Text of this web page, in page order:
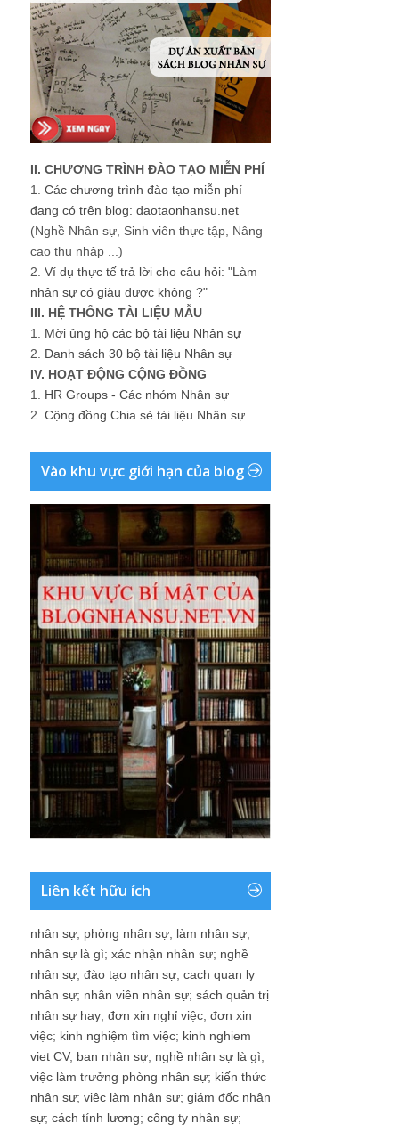
II. CHƯƠNG TRÌNH ĐÀO TẠO MIỄN PHÍ
1. Các chương trình đào tạo miễn phí
đang có trên blog: daotaonhansu.net
(Nghề Nhân sự, Sinh viên thực tập, Nâng
cao thu nhập ...)
2. Ví dụ thực tế trả lời cho câu hỏi: "Làm
nhân sự có giàu được không ?"
III. HỆ THỐNG TÀI LIỆU MẪU
1. Mời ủng hộ các bộ tài liệu Nhân sự
2. Danh sách 30 bộ tài liệu Nhân sự
IV. HOẠT ĐỘNG CỘNG ĐỒNG
1. HR Groups - Các nhóm Nhân sự
2. Cộng đồng Chia sẻ tài liệu Nhân sự
Vào khu vực giới hạn của blog
Liên kết hữu ích
nhân sự; phòng nhân sự; làm nhân sự;
nhân sự là gì; xác nhận nhân sự; nghề
nhân sự; đào tạo nhân sự; cach quan ly
nhân sự; nhân viên nhân sự; sách quản trị
nhân sự hay; đơn xin nghỉ việc; đơn xin
việc; kinh nghiệm tìm việc; kinh nghiem
viet CV; ban nhân sự; nghề nhân sự là gì;
việc làm trưởng phòng nhân sự; kiến thức
nhân sự; việc làm nhân sự; giám đốc nhân
sự; cách tính lương; công ty nhân sự;